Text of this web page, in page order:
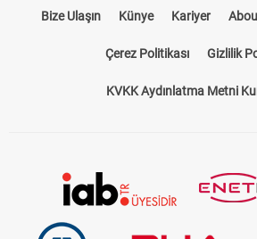
Bize Ulaşın Künye Kariyer
Çerez Politikası Gizlilik
KVKK Aydınlatma Metni